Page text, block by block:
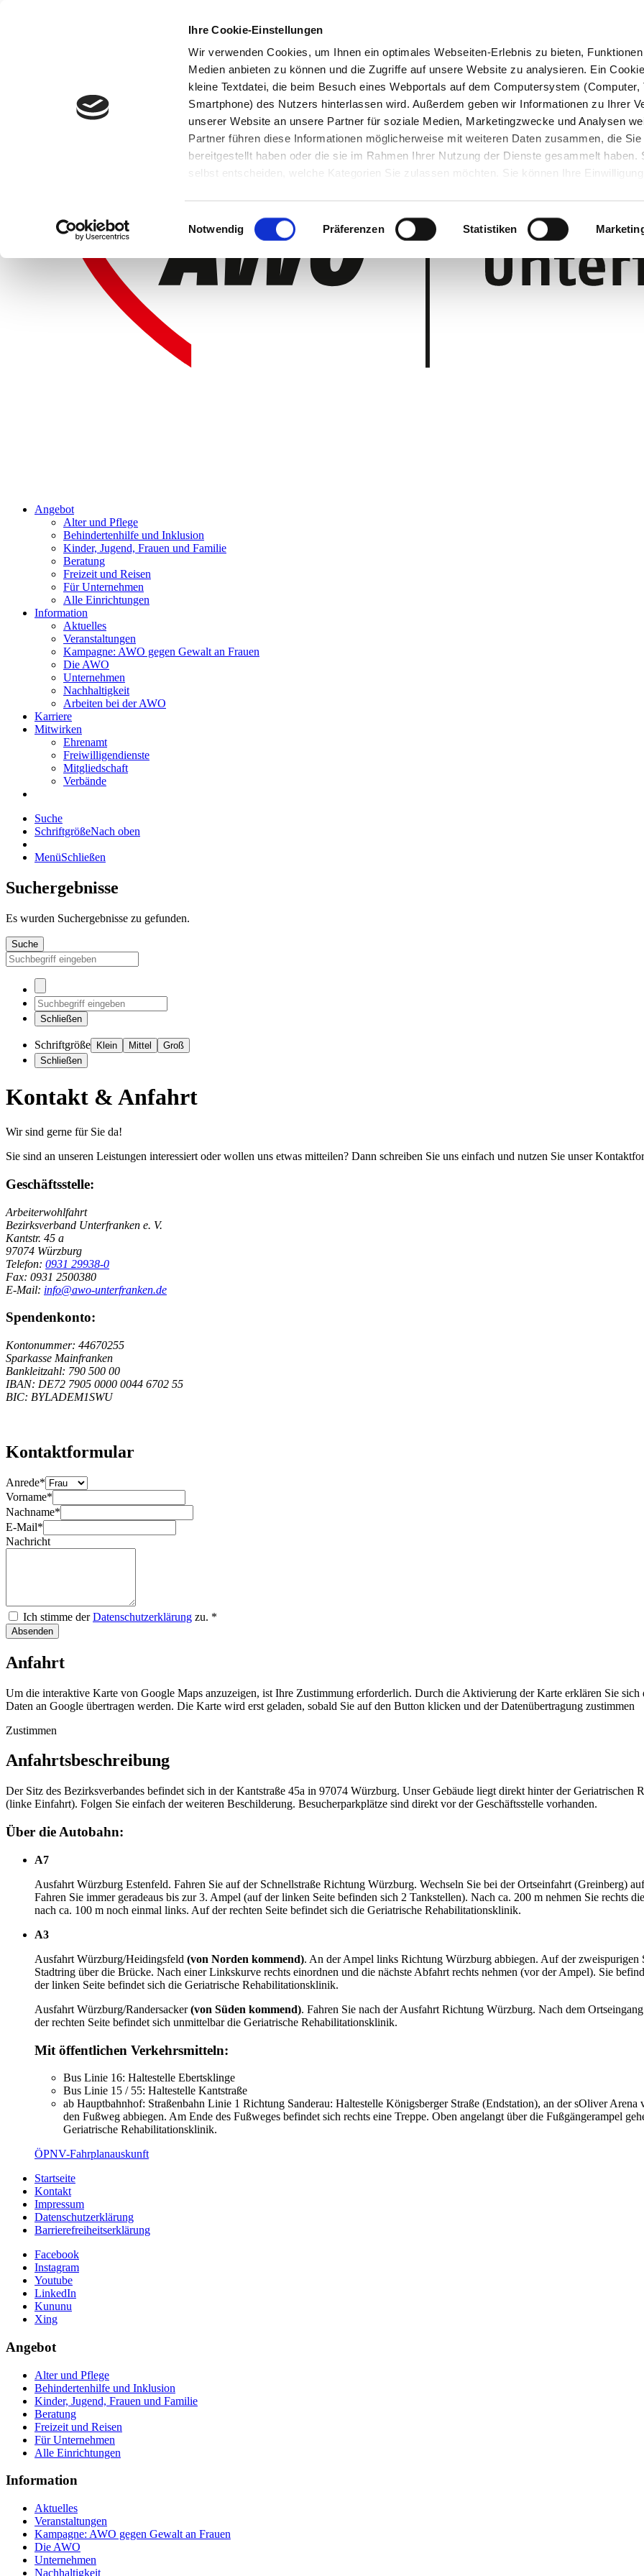
Ihre Cookie-Einstellungen
Wir verwenden Cookies, um Ihnen ein optimales Webseiten-Erlebnis zu bieten,
Medien anbieten zu können und die Zugriffe auf unsere Website zu analysieren. Ein
kleine Textdatei, die beim Besuch eines Webportals auf dem Computersystem (Computer,
Smartphone) des Nutzers hinterlassen wird. Außerdem geben wir Informationen zu Ihrer
unserer Website an unsere Partner für soziale Medien, Marketingzwecke und Analysen
Partner führen diese Informationen möglicherweise mit weiteren Daten zusammen, die Sie
bereitgestellt haben oder die sie im Rahmen Ihrer Nutzung der Dienste gesammelt haben.
selbst entscheiden, welche Kategorien Sie zulassen möchten. Sie können Ihre
Einwilligungsauswahl
Notwendig Präferenzen Statistiken
Angebot
Alter und Pflege
Behindertenhilfe und Inklusion
Kinder, Jugend, Frauen und Familie
Beratung
Freizeit und Reisen
Für Unternehmen
Alle Einrichtungen
Information
Aktuelles
Veranstaltungen
Kampagne: AWO gegen Gewalt an Frauen
Die AWO
Unternehmen
Nachhaltigkeit
Arbeiten bei der AWO
Karriere
Mitwirken
Ehrenamt
Freiwilligendienste
Mitgliedschaft
Verbände
Suche
SchriftgrößeNach oben
MenüSchließen
Suchergebnisse
Es wurden Suchergebnisse zu gefunden.
Suche
Schließen
Schriftgröße Klein Mittel
Groß
Schließen
Kontakt & Anfahrt
Wir sind gerne für Sie da!
Sie sind an unseren Leistungen interessiert oder wollen uns etwas mitteilen? Dann schreiben Sie uns einfach und nutzen Sie unser
Geschäftsstelle:
Arbeiterwohlfahrt
Bezirksverband Unterfranken e. V.
Kantstr. 45 a
97074 Würzburg
Telefon: 0931 29938-0
Fax: 0931 2500380
E-Mail: info@awo-unterfranken.de
Spendenkonto:
Kontonummer: 44670255
Sparkasse Mainfranken
Bankleitzahl: 790 500 00
IBAN: DE72 7905 0000 0044 6702 55
BIC: BYLADEM1SWU
Kontaktformular
Anrede*
Vorname*
Nachname*
E-Mail*
Nachricht
Ich stimme derDatenschutzerklärung zu. *
Absenden
Anfahrt
Um die interaktive Karte von Google Maps anzuzeigen, ist Ihre Zustimmung erforderlich. Durch die Aktivierung der Karte erklären Sie sich
Daten an Google übertragen werden. Die Karte wird erst geladen, sobald Sie auf den Button klicken und der Datenübertragung zustimmen
Zustimmen
Anfahrtsbeschreibung
Der Sitz des Bezirksverbandes befindet sich in der Kantstraße 45a in 97074 Würzburg. Unser Gebäude liegt direkt hinter der
(linke Einfahrt). Folgen Sie einfach der weiteren Beschilderung. Besucherparkplätze sind direkt vor der Geschäftsstelle vorhanden.
Über die Autobahn:
A7
Ausfahrt Würzburg Estenfeld. Fahren Sie auf der Schnellstraße Richtung Würzburg. Wechseln Sie bei der Ortseinfahrt (Greinberg)
Fahren Sie immer geradeaus bis zur 3. Ampel (auf der linken Seite befinden sich 2 Tankstellen). Nach ca. 200 m nehmen Sie rechts
nach ca. 100 m noch einmal links. Auf der rechten Seite befindet sich die Geriatrische Rehabilitationsklinik.
A3
Ausfahrt Würzburg/Heidingsfeld (von Norden kommend). An der Ampel links Richtung Würzburg abbiegen. Auf der zweispurigen
Stadtring über die Brücke. Nach einer Linkskurve rechts einordnen und die nächste Abfahrt rechts nehmen (vor der Ampel). Sie
der linken Seite befindet sich die Geriatrische Rehabilitationsklinik.
Ausfahrt Würzburg/Randersacker(von Süden kommend). Fahren Sie nach der Ausfahrt Richtung Würzburg. Nach dem
der rechten Seite befindet sich unmittelbar die Geriatrische Rehabilitationsklinik.
Mit öffentlichen Verkehrsmitteln:
Bus Linie 16: Haltestelle Ebertsklinge
Bus Linie 15 / 55: Haltestelle Kantstraße
ab Hauptbahnhof: Straßenbahn Linie 1 Richtung Sanderau: Haltestelle Königsberger Straße (Endstation), an der sOliver
den Fußweg abbiegen. Am Ende des Fußweges befindet sich rechts eine Treppe. Oben angelangt über die Fußgängerampel
Geriatrische Rehabilitationsklinik.
ÖPNV-Fahrplanauskunft
Startseite
Kontakt
Impressum
Datenschutzerklärung
Barrierefreiheitserklärung
Facebook
Instagram
Youtube
LinkedIn
Kununu
Xing
Angebot
Alter und Pflege
Behindertenhilfe und Inklusion
Kinder, Jugend, Frauen und Familie
Beratung
Freizeit und Reisen
Für Unternehmen
Alle Einrichtungen
Information
Aktuelles
Veranstaltungen
Kampagne: AWO gegen Gewalt an Frauen
Die AWO
Unternehmen
Nachhaltigkeit